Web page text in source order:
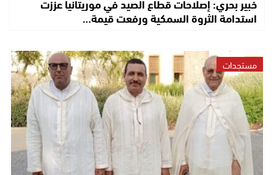
استدامة الثروة السمكية ورفعت قيمة…
مستجدات